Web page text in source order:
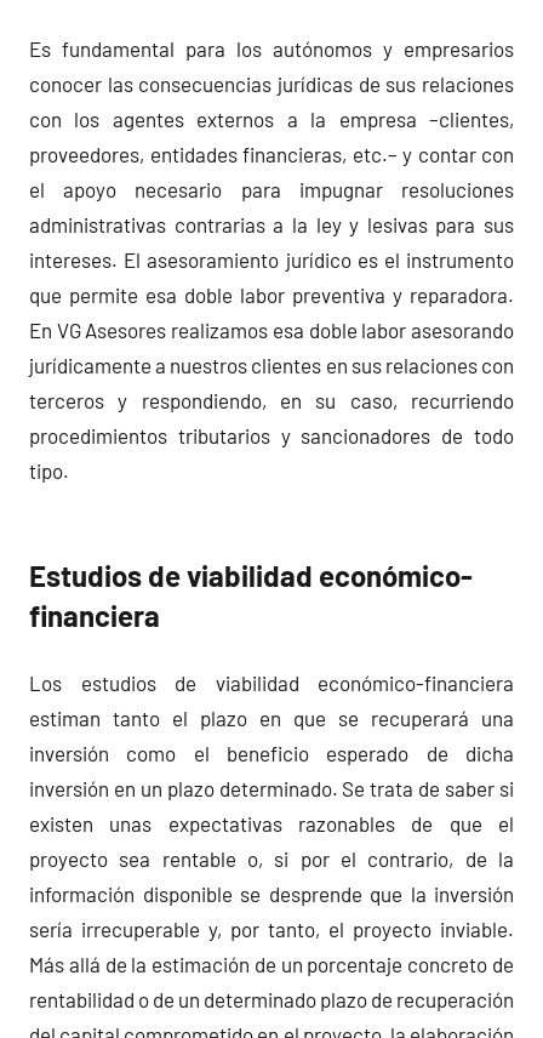
Es fundamental para los autónomos y empresarios
conocer las consecuencias jurídicas de sus relaciones
con los agentes externos a la empresa –clientes,
proveedores, entidades financieras, etc.– y contar con
el apoyo necesario para impugnar resoluciones
administrativas contrarias a la ley y lesivas para sus
intereses. El asesoramiento jurídico es el instrumento
que permite esa doble labor preventiva y reparadora.
En VG Asesores realizamos esa doble labor asesorando
jurídicamente a nuestros clientes en sus relaciones con
terceros y respondiendo, en su caso, recurriendo
procedimientos tributarios y sancionadores de todo
tipo.
Estudios de viabilidad económico-
financiera
Los estudios de viabilidad económico-financiera
estiman tanto el plazo en que se recuperará una
inversión como el beneficio esperado de dicha
inversión en un plazo determinado. Se trata de saber si
existen unas expectativas razonables de que el
proyecto sea rentable o, si por el contrario, de la
información disponible se desprende que la inversión
sería irrecuperable y, por tanto, el proyecto inviable.
Más allá de la estimación de un porcentaje concreto de
rentabilidad o de un determinado plazo de recuperación